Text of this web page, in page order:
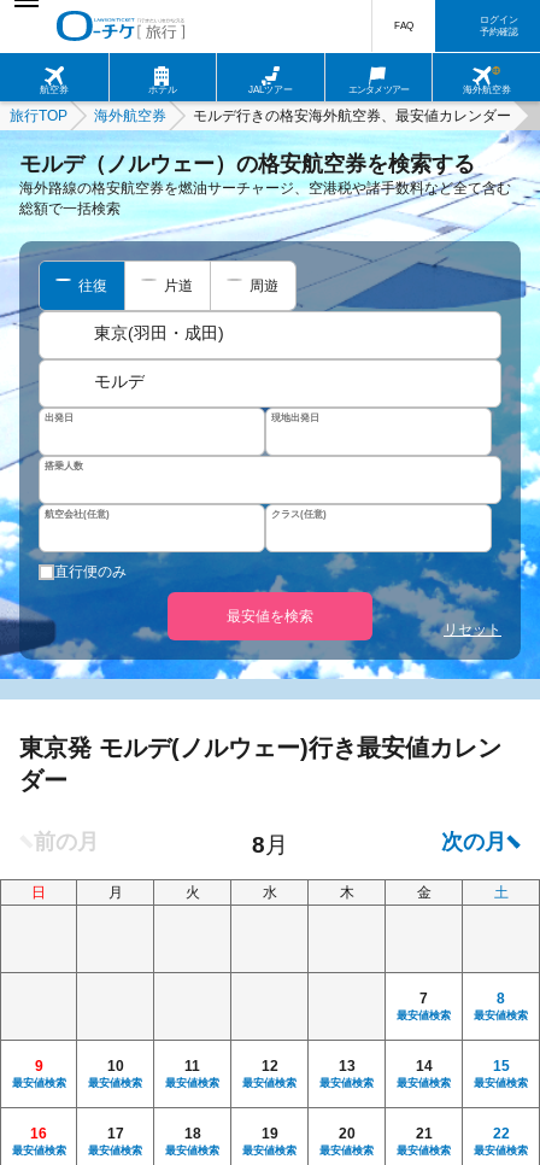
航空券 ホテル JALツアー エンタメツアー 海外航空券
FAQ
ログイン
予約確認
旅行TOP 海外航空券 モルデ行きの格安海外航空券、最安値カレンダー
モルデ（ノルウェー）の格安航空券を検索する
海外路線の格安航空券を燃油サーチャージ、空港税や諸手数料など全て含む
総額で一括検索
往復 片道 周遊
東京(羽田・成田)
モルデ
出発日 現地出発日
搭乗人数
航空会社(任意) クラス(任意)
直行便のみ
最安値を検索
リセット
東京発 モルデ(ノルウェー)行き最安値カレン
ダー
日 月 火 水 木 金 土
7
最安値検索
8
最安値検索
9
最安値検索
10
最安値検索
11
最安値検索
12
最安値検索
13
最安値検索
14
最安値検索
15
最安値検索
16
最安値検索
17
最安値検索
18
最安値検索
19
最安値検索
20
最安値検索
21
最安値検索
22
最安値検索